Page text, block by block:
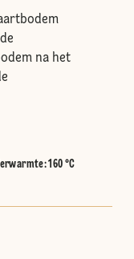
na het
:160 °C